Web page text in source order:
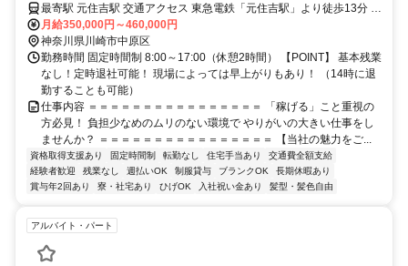
最寄駅 元住吉駅 交通アクセス 東急電鉄「元住吉駅」より徒歩13分 ※
上記は営業所へのアクセス情報 【実際の現場】 神奈川県内・東京都
内がメインです。 【POINT】 ・転勤なし！腰を据えて働けます！ ・
現場によって直行直帰OK！ 事務所集合で乗り合わせもOK！
月給350,000円～460,000円
神奈川県川崎市中原区
勤務時間 固定時間制 8:00～17:00（休憩2時間） 【POINT】 基本残業
なし！定時退社可能！ 現場によっては早上がりもあり！ （14時に退
勤することも可能）
仕事内容 ＝＝＝＝＝＝＝＝＝＝＝＝＝＝＝＝ 「稼げる」こと重視の
方必見！ 負担少なめのムリのない環境で やりがいの大きい仕事をし
ませんか？ ＝＝＝＝＝＝＝＝＝＝＝＝＝＝＝＝ 【当社の魅力をご...
資格取得支援あり 固定時間制 転勤なし 住宅手当あり
交通費全額支給
経験者歓迎
残業なし 週払いOK 制服貸与 ブランクOK
長期休暇あり
賞与年2回あり
寮・社宅あり ひげOK 入社祝い金あり 髪型・髪色自由
アルバイト・パート